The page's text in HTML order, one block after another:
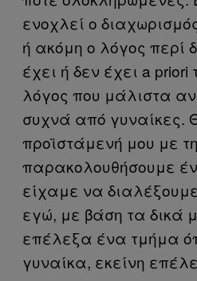
ενοχλεί ο
ή ακόμη ο λόγος περί
έχει ή δεν έχει a
λόγος που μάλιστα
συχνά από γυναίκες.
προϊστάμενή μου με
παρακολουθήσουμε
είχαμε να
εγώ, με βάση τα δικά
επέλεξα ένα τμήμα
γυναίκα, εκείνη